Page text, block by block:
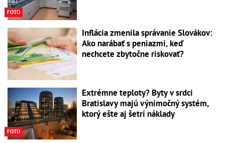
FOTO
Inflácia zmenila správanie Slovákov:
Ako narábať s peniazmi, keď
nechcete zbytočne riskovať?
FOTO
Extrémne teploty? Byty v srdci
Bratislavy majú výnimočný systém,
ktorý ešte aj šetrí náklady